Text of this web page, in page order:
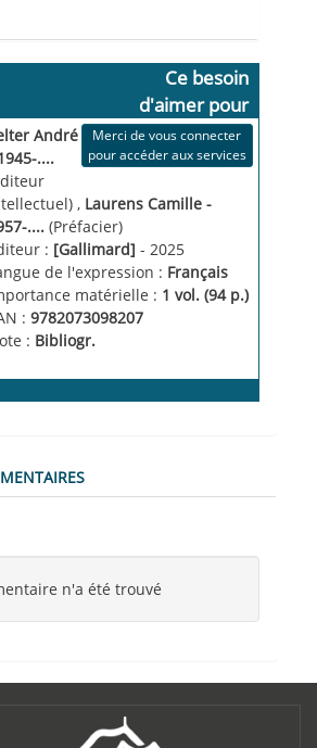
Ce besoin
d'aimer pour
aimer
des poètes de
l'amour
Merci de vous connecter
pour accéder aux services
André
....
, Laurens Camille -
....(Préfacier)
: [Gallimard]- 2025
de l'expression : Français
matérielle : 1 vol. (94 p.)
: 9782073098207
: Bibliogr.
n'a été trouvé